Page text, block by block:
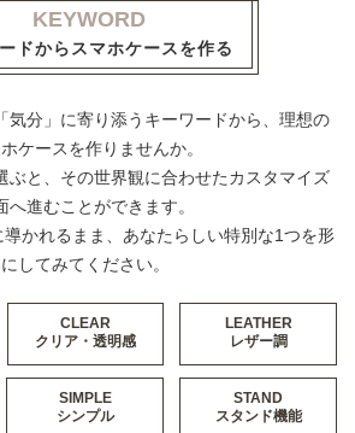
KEYWORD
ドからスマホケースを作る
気分」に寄り添うキーワードから、理想の
ケースを作りませんか。
ぶと、その世界観に合わせたカスタマイズ
へ進むことができます。
かれるまま、あなたらしい特別な1つを形
にしてみてください。
CLEAR
クリア・透明感
LEATHER
レザー調
SIMPLE
シンプル
STAND
スタンド機能